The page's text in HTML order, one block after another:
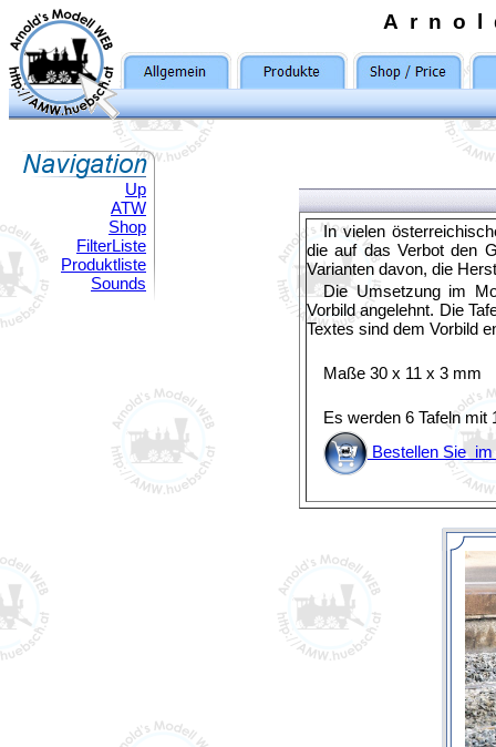
Up
ATW
Shop
FilterListe
Produktliste
Sounds
In vielen
die auf das Verbot den
Varianten davon, die
Die Umsetzung im
Vorbild angelehnt. Die
Textes sind dem Vorbild
Maße 30 x 11 x 3 mm
Es werden 6 Tafeln mit
Bestellen Sie